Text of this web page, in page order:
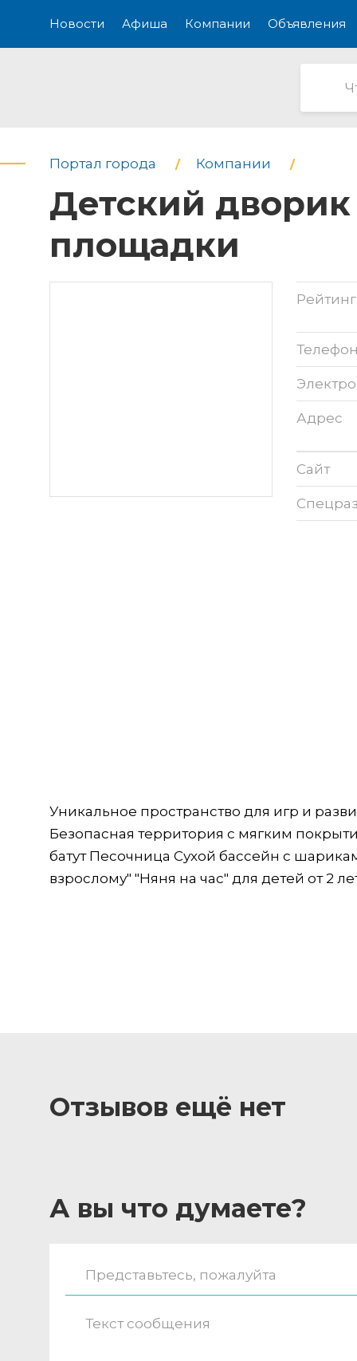
Новости Афиша Компании Объявления
Портал города Компании
Детский
площадки
Рейтинг
Адрес
Сайт
Уникальное пространство для игр и
Безопасная территория с мягким
батут Песочница Сухой бассейн с
взрослому" "Няня на час" для детей от 2
Отзывов ещё нет
А вы что думаете?